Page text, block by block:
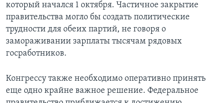
который начался 1 октября. Частичное закрытие
правительства могло бы создать политические
трудности для обеих партий, не говоря о
замораживании зарплаты тысячам рядовых
госработников.
Конгрессу также необходимо оперативно принять
еще одно крайне важное решение. Федеральное